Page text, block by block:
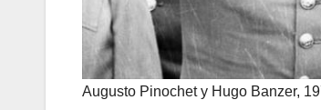
Augusto Pinochet y Hugo Banzer,